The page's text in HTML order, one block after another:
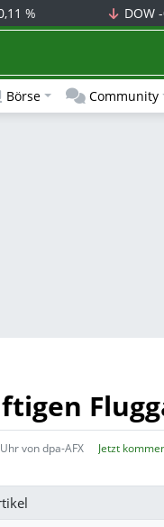
% DOW
Börse Community
von dpa-AFX Jetzt